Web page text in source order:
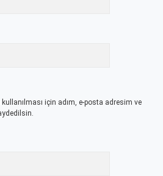
için adım, e-posta adresim ve